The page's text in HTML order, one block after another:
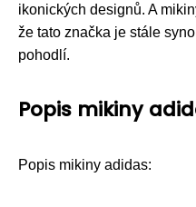
ikonických designů. A
že tato značka je stále
pohodlí.
Popis mikiny
Popis mikiny adidas: